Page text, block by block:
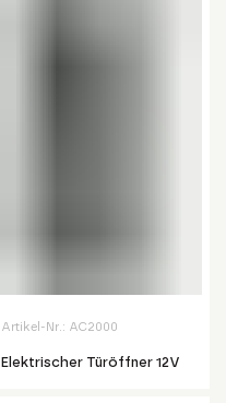
Artikel-Nr.: AC2000
Elektrischer Türöffner 12V